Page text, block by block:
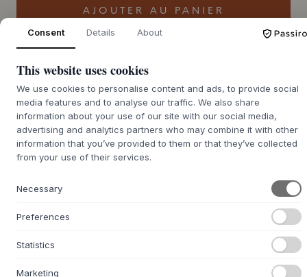
AJOUTER AU PANIER
21 jours
DESCRIPTION +
Le poufNobodinozLong Beanbag Kid Size Bliss est un pouf
pair. La housse est fabriquée à 100 % en coton biologique
détente. À l'intérieur se trouve une doublure en
place, de sorte que le pouf conserve sa forme. Le design
Consent Details About
This website uses cookies
We use cookies to personalise content and ads, to provide social
media features and to analyse our traffic. We also share
information about your use of our site with our social media,
advertising and analytics partners who may combine it with other
information that you’ve provided to them or that they’ve collected
from your use of their services.
Necessary
Preferences
Statistics
Marketing